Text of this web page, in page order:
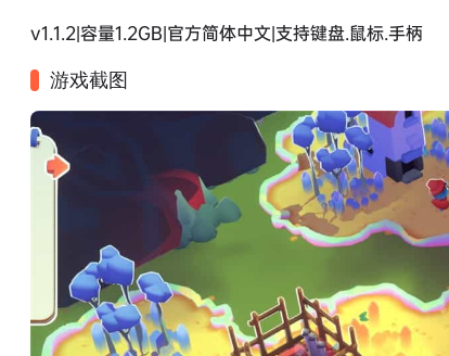
v1.1.2|容量1.2GB|官方简体中文|支持键盘.鼠标.手柄
游戏截图